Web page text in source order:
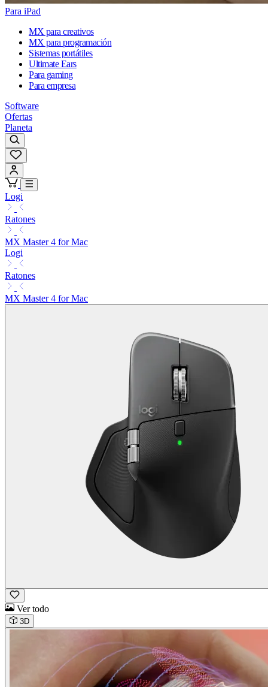
Para iPad
MX para creativos
MX para programación
Sistemas portátiles
Ultimate Ears
Para gaming
Para empresa
Software
Ofertas
Planeta
Logi
Ratones
MX Master 4 for Mac
Logi
Ratones
MX Master 4 for Mac
Ver todo
3D